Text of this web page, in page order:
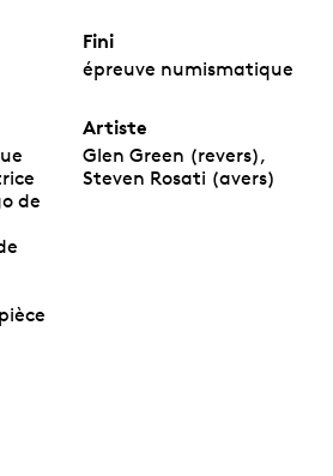
Fini
épreuve numismatique
de
Artiste
Glen Green (revers),
Steven Rosati (avers)